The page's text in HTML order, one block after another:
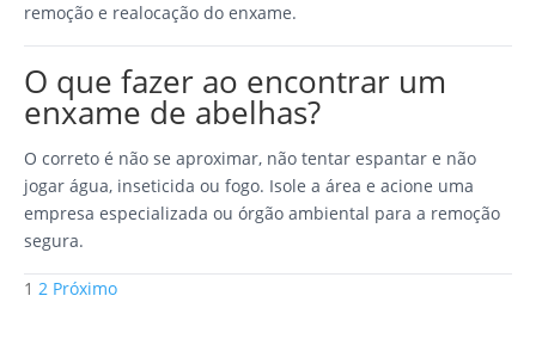
remoção e realocação do enxame.
O que fazer ao encontrar um
enxame de abelhas?
O correto é não se aproximar, não tentar espantar e não
jogar água, inseticida ou fogo. Isole a área e acione uma
empresa especializada ou órgão ambiental para a remoção
segura.
Paginação
1 2 Próximo